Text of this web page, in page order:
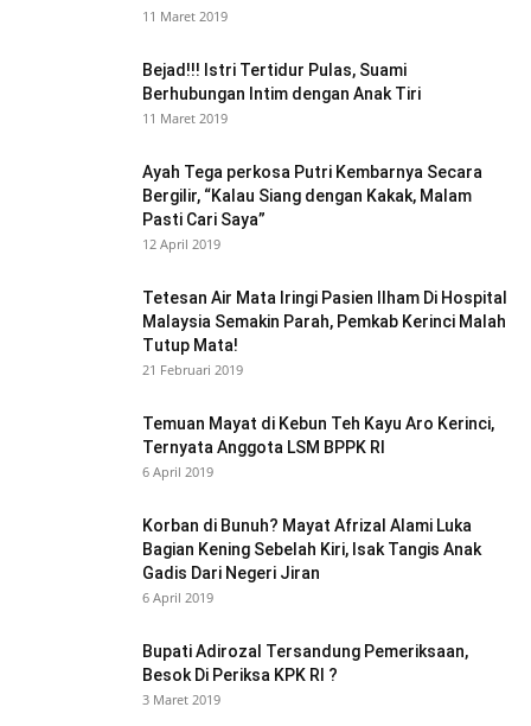
11 Maret 2019
Bejad!!! Istri Tertidur Pulas, Suami
Berhubungan Intim dengan Anak Tiri
11 Maret 2019
Ayah Tega perkosa Putri Kembarnya Secara
Bergilir, “Kalau Siang dengan Kakak, Malam
Pasti Cari Saya”
12 April 2019
Tetesan Air Mata Iringi Pasien Ilham Di Hospital
Malaysia Semakin Parah, Pemkab Kerinci Malah
Tutup Mata!
21 Februari 2019
Temuan Mayat di Kebun Teh Kayu Aro Kerinci,
Ternyata Anggota LSM BPPK RI
6 April 2019
Korban di Bunuh? Mayat Afrizal Alami Luka
Bagian Kening Sebelah Kiri, Isak Tangis Anak
Gadis Dari Negeri Jiran
6 April 2019
Bupati Adirozal Tersandung Pemeriksaan,
Besok Di Periksa KPK RI ?
3 Maret 2019